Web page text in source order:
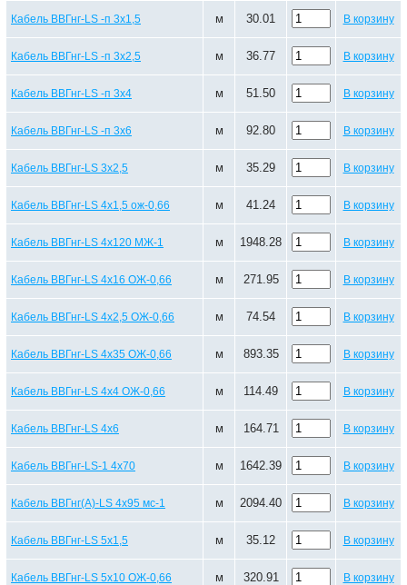
Кабель ВВГнг-LS -п 3х1,5 м 30.01 В корзину
Кабель ВВГнг-LS -п 3х2,5 м 36.77 В корзину
Кабель ВВГнг-LS -п 3х4 м 51.50 В корзину
Кабель ВВГнг-LS -п 3х6 м 92.80 В корзину
Кабель ВВГнг-LS 3х2,5 м 35.29 В корзину
Кабель ВВГнг-LS 4х1,5 ож-0,66 м 41.24 В корзину
Кабель ВВГнг-LS 4х120 МЖ-1 м 1948.28 В корзину
Кабель ВВГнг-LS 4х16 ОЖ-0,66 м 271.95 В корзину
Кабель ВВГнг-LS 4х2,5 ОЖ-0,66 м 74.54 В корзину
Кабель ВВГнг-LS 4х35 ОЖ-0,66 м 893.35 В корзину
Кабель ВВГнг-LS 4х4 ОЖ-0,66 м 114.49 В корзину
Кабель ВВГнг-LS 4х6 м 164.71 В корзину
Кабель ВВГнг-LS-1 4х70 м 1642.39 В корзину
Кабель ВВГнг(А)-LS 4х95 мс-1 м 2094.40 В корзину
Кабель ВВГнг-LS 5х1,5 м 35.12 В корзину
Кабель ВВГнг-LS 5х10 ОЖ-0,66 м 320.91 В корзину